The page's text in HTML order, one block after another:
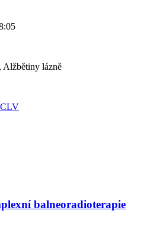
Alžbětiny lázně
CLV
balneoradioterapie